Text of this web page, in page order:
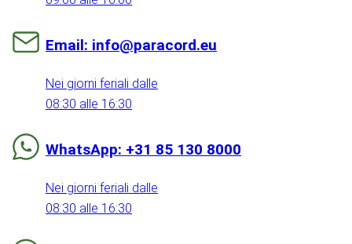
Email: info@paracord.eu
Nei giorni feriali dalle
08:30 alle 16:30
WhatsApp: +31 85 130 8000
Nei giorni feriali dalle
08:30 alle 16:30